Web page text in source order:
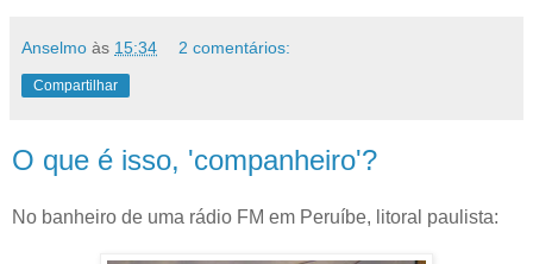
Anselmo às 15:34 2 comentários:
Compartilhar
O que é isso, 'companheiro'?
No banheiro de uma rádio FM em Peruíbe, litoral paulista: